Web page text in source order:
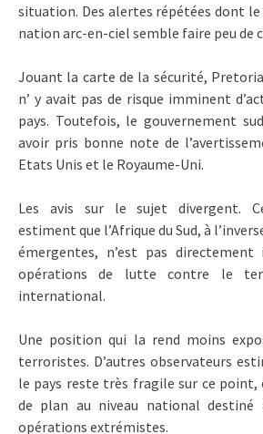
situation. Des alertes répétées dont
nation arc-en-ciel semble faire peu de
Jouant la carte de la sécurité,
n’ y avait pas de risque imminent
pays. Toutefois, le gouvernement
avoir pris bonne note de
Etats Unis et le Royaume-Uni.
Les avis sur le sujet divergent.
estiment que l’Afrique du Sud, à
émergentes, n’est pas directement
opérations de lutte contre le
international.
Une position qui la rend moins
terroristes. D’autres observateurs
le pays reste très fragile sur ce point,
de plan au niveau national
opérations extrémistes.